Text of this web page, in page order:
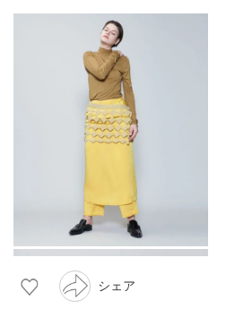
シェア